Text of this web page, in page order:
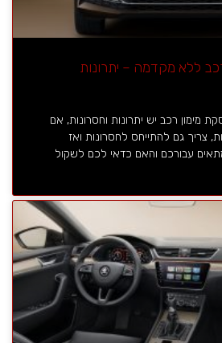
לרכב ללא מקדמה – יתרונות
מימון רכב יש יתרונות וחסרונות, אם
צריך גם להתייחס לחסרונות ואז
עבורכם והאם כדאי לכם לשקול